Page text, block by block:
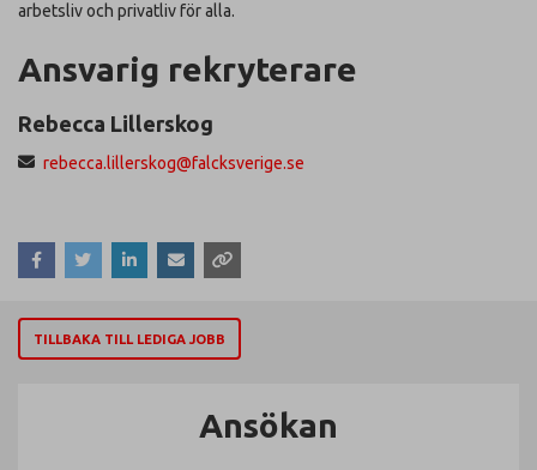
arbetsliv och privatliv för alla.
Ansvarig rekryterare
Rebecca Lillerskog
rebecca.lillerskog@falcksverige.se
TILLBAKA TILL LEDIGA JOBB
Ansökan